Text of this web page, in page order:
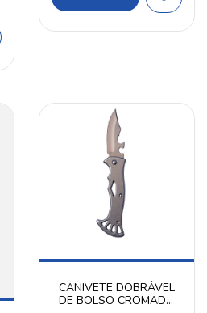
CANIVETE DOBRÁVEL
DE BOLSO CROMADO